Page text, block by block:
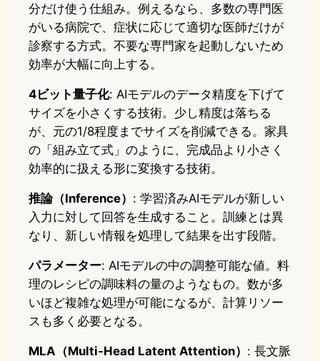
分だけ使う仕組み。例えるなら、多数の専門医
がいる病院で、症状に応じて適切な医師だけが
診察する方式。不要な専門家を起動しないため
効率が大幅に向上する。
4ビット量子化: AIモデルのデータ精度を下げて
サイズを小さくする技術。少し精度は落ちる
が、元の1/8程度までサイズを削減できる。家具
の「組み立て式」のように、完成品より小さく
効率的に扱える形に変換する技術。
推論（Inference） : 学習済みAIモデルが新しい
入力に対して回答を生成すること。訓練とは異
なり、新しい情報を処理して結果を出す段階。
パラメーター: AIモデルの中の調整可能な値。料
理のレシピの調味料の量のようなもの。数が多
いほど複雑な処理が可能になるが、計算リソー
スも多く必要となる。
MLA（Multi-Head Latent Attention） : 長文脈